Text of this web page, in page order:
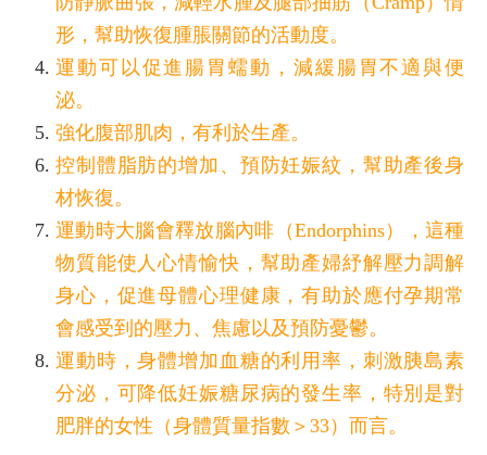
形，幫助恢復腫脹關節的活動度。
運動可以促進腸胃蠕動，減緩腸胃不適與便
泌。
強化腹部肌肉，有利於生產。
控制體脂肪的增加、預防妊娠紋，幫助產後身
材恢復。
運動時大腦會釋放腦內啡（Endorphins），這種
物質能使人心情愉快，幫助產婦紓解壓力調解
身心，促進母體心理健康，有助於應付孕期常
會感受到的壓力、焦慮以及預防憂鬱。
運動時，身體增加血糖的利用率，刺激胰島素
分泌，可降低妊娠糖尿病的發生率，特別是對
肥胖的女性（身體質量指數＞33）而言。